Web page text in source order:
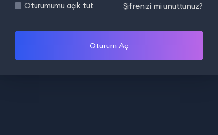
Oturumumu açık tut Şifrenizi mi unuttunuz?
Oturum Aç